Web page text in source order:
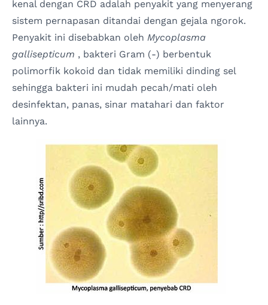
kenal dengan CRD adalah penyakit yang menyerang
sistem pernapasan ditandai dengan gejala ngorok.
Penyakit ini disebabkan oleh Mycoplasma
gallisepticum , bakteri Gram (-) berbentuk
polimorfik kokoid dan tidak memiliki dinding sel
sehingga bakteri ini mudah pecah/mati oleh
desinfektan, panas, sinar matahari dan faktor
lainnya.